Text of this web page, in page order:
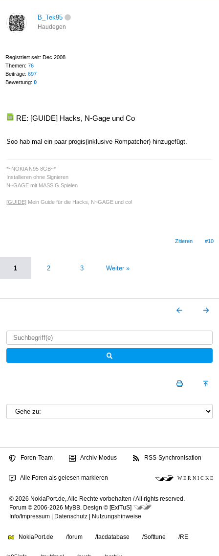
B_Tek95
Haudegen
Registriert seit: Dec 2008
Themen: 76
Beiträge: 697
Bewertung: 0
RE: [GUIDE] Hacks, N-Gage und Co
Soo hab mal ein paar progis(inklusive Rompatcher) hinzugefügt.
*~NOKIA N95 8GB~*
Installieren ohne Signieren
N~GAGE mit MASSIG Spielen
[GUIDE] Mein Guide für die Hacks, N~GAGE und co!
Zitieren #10
1 2 3 Weiter »
Foren-Team Archiv-Modus RSS-Synchronisation
Alle Foren als gelesen markieren W E R N I C K E
© 2026 NokiaPort.de, Alle Rechte vorbehalten /All rights reserved.
Forum © 2006-2026 MyBB
Design © [ExiTuS]
Info/Impressum
Datenschutz Nutzungshinweise
NokiaPort.de /forum /tacdatabase /Softtune /RE